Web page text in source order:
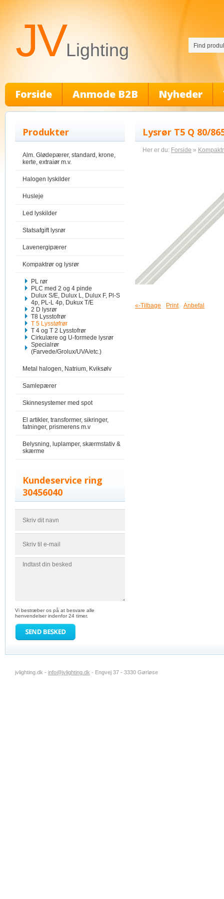
JVLighting
Forside Anmode B2B Nyheder
Produkter
Alm. Glødepærer, standard, krone,
kerte, extraiør m.v.
Halogen lyskilder
Husleje
Led lyskilder
Statsafgift lysrør
Lavenergipærer
Kompaktrør og lysrør
PL rør
PLC med 2 og 4 pinde
Dulux S/E, Dulux L, Dulux F, Pl-S
4p, PL-L 4p, Dukux T/E
2 D lysrør
T8 Lysstofrør
T 5 Lysstøfrør
T 4 og T 2 Lysstofrør
Cirkulære og U-formede lysrør
Specialrør
(Farvede/Grolux/UVA/etc.)
Metal halogen, Natrium, Kviksølv
Samlepærer
Skinnesystemer med spot
El artikler, transformer, sikringer,
fatninger, prismerens m.v
Belysning, luplamper, skærmstativ &
skærme
Kundeservice ring
30456040
Vi bestræber os på at besvare alle
henvendelser indenfor 24 timer.
Lysrør T5 Q 80/
Her er du: Forside »
«-Tilbage Print Anbefal
jvlighting.dk - info@jvlighting.dk - Engvej 37 - 3330 Gørløse